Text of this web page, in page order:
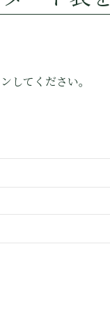
してください。